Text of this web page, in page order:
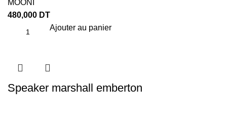
MOONI
480,000 DT
Ajouter au panier
Speaker marshall emberton